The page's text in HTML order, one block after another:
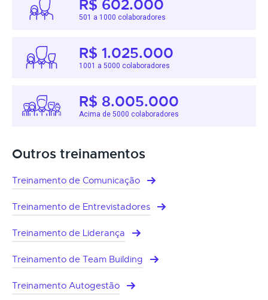
R$ 602.000
501 a 1000 colaboradores
R$ 1.025.000
1001 a 5000 colaboradores
R$ 8.005.000
Acima de 5000 colaboradores
Outros treinamentos
Treinamento de Comunicação
Treinamento de Entrevistadores
Treinamento de Liderança
Treinamento de Team Building
Treinamento Autogestão